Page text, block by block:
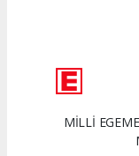
MİLLİ